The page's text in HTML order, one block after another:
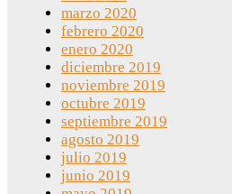
marzo 2020
febrero 2020
enero 2020
diciembre 2019
noviembre 2019
octubre 2019
septiembre 2019
agosto 2019
julio 2019
junio 2019